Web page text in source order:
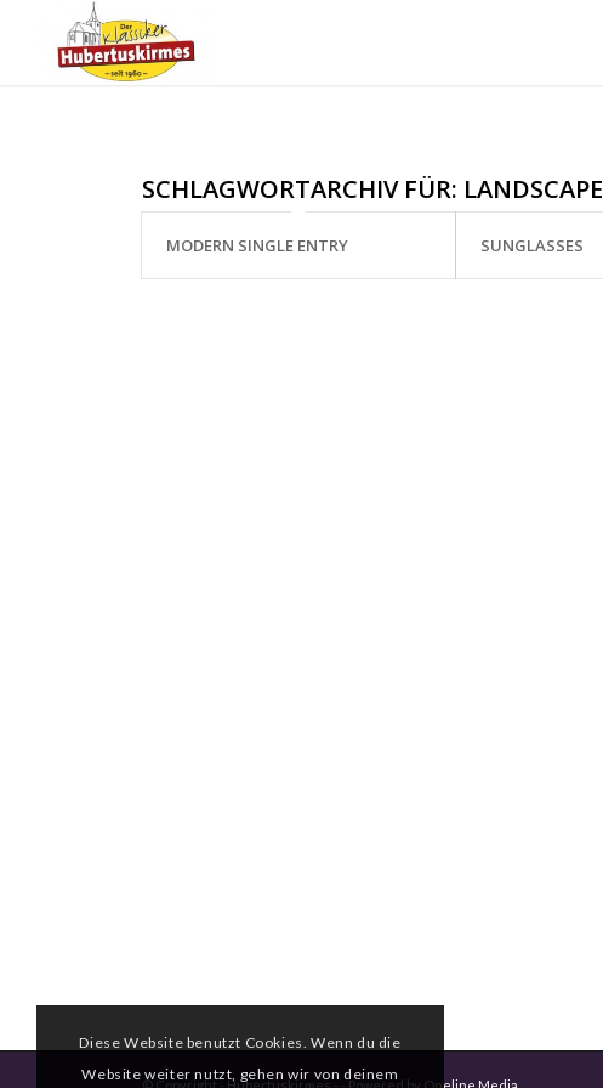
SCHLAGWORTARCHIV FÜR: LANDSCAPE
MODERN SINGLE ENTRY SUNGLASSES
Diese Website benutzt Cookies. Wenn du die
Website weiter nutzt, gehen wir von deinem